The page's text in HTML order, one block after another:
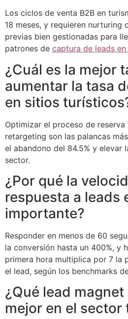
Los ciclos de venta B2B en
18 meses, y requieren nurturing
previas bien gestionadas para
patrones de captura de leads
¿Cuál es la mejor
aumentar la tasa
en sitios
Optimizar el proceso de
retargeting son las palancas
el abandono del 84.5% y elevar
sector.
¿Por qué la
respuesta a leads
importante?
Responder en menos de 60
la conversión hasta un 400%, y
primera hora multiplica por 7 la
el lead, según los benchmarks
¿Qué lead
mejor en el sector